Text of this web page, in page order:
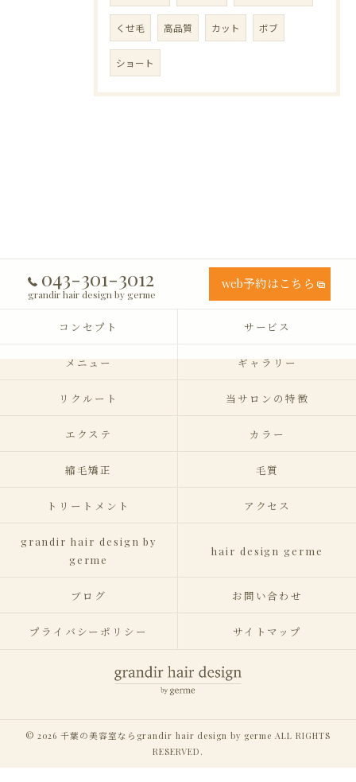
くせ毛 高品質 カット ボブ
ショート
043-301-3012
grandir hair design by germe
web予約はこちら
コンセプト サービス
メニュー ギャラリー
リクルート 当サロンの特徴
エクステ カラー
縮毛矯正 毛質
トリートメント アクセス
grandir hair design by
germe
hair design germe
ブログ お問い合わせ
プライバシーポリシー サイトマップ
© 2026 千葉の美容室ならgrandir hair design by germe ALL RIGHTS
RESERVED.